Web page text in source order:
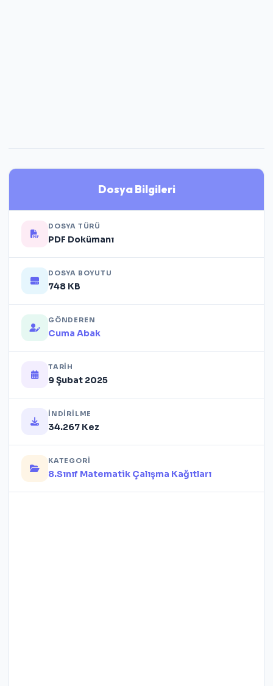
Dosya Bilgileri
DOSYA TÜRÜ
PDF Dokümanı
DOSYA BOYUTU
748 KB
GÖNDEREN
Cuma Abak
TARIH
9 Şubat 2025
İNDIRILME
34.267 Kez
KATEGORI
8.Sınıf Matematik Çalışma Kağıtları